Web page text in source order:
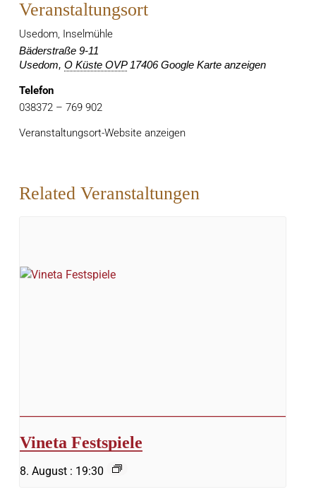
Veranstaltungsort
Usedom, Inselmühle
Bäderstraße 9-11
Usedom, O Küste OVP 17406 Google Karte anzeigen
Telefon
038372 – 769 902
Veranstaltungsort-Website anzeigen
Related Veranstaltungen
Vineta Festspiele
8. August : 19:30